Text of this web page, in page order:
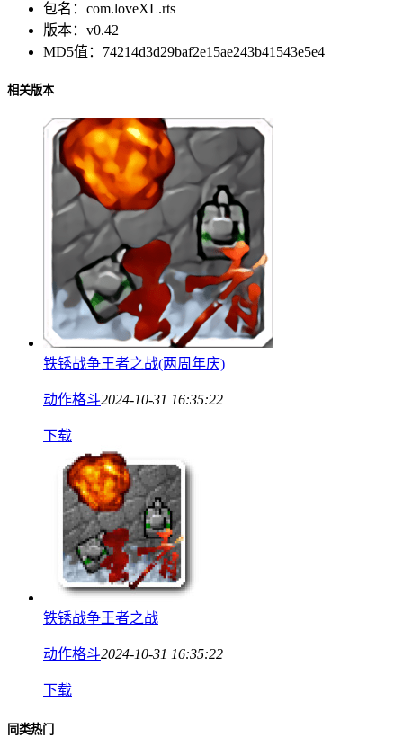
包名： com.loveXL.rts
版本： v0.42
MD5值： 74214d3d29baf2e15ae243b41543e5e4
相关版本
铁锈战争王者之战(两周年庆)
动作格斗2024-10-31 16:35:22
下载
铁锈战争王者之战
动作格斗2024-10-31 16:35:22
下载
同类热门